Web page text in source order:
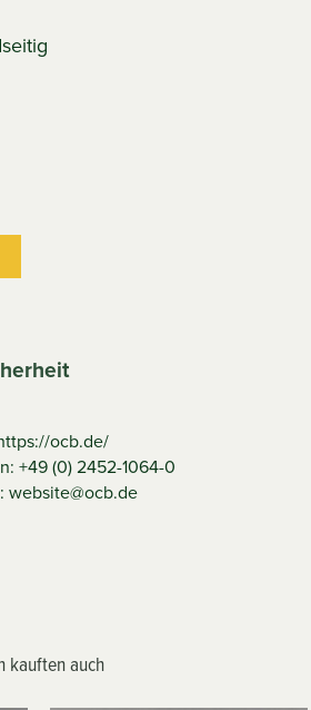
ocb.de/
+49 (0) 2452-1064-0
website@ocb.de
kauften auch